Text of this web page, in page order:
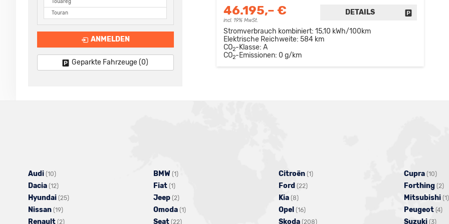
46.195,– €
incl. 19% MwSt.
DETAILS FAHRZEUG
Stromverbrauch kombiniert: 15,10 kWh/100km
Elektrische Reichweite: 584 km
CO2-Klasse: A
CO2-Emissionen: 0 g/km
Touareg
Touran
ANMELDEN
Geparkte Fahrzeuge (0)
Audi (10)
Fahrzeuge
von
Audi
anzeigen
BMW (1)
von
BMW
anzeigen
Citroën (1)
anzeigen
Cupra (10)
von
Dacia (12)
Fahrzeuge
von
Dacia
Fiat (1)
Fahrzeuge
von
Fiat
Ford (22)
Ford
Forthing (2)
Hyundai (25) Jeep (2)
Fahrzeuge
von
Kia (8)
Fahrzeuge
von
Mitsubishi (1)
Nissan (19)
Fahrzeuge
Omoda (1) Opel (16)
Fahrzeuge
Peugeot (4)
Renault (2) Seat (22) Skoda (208) Suzuki (3)